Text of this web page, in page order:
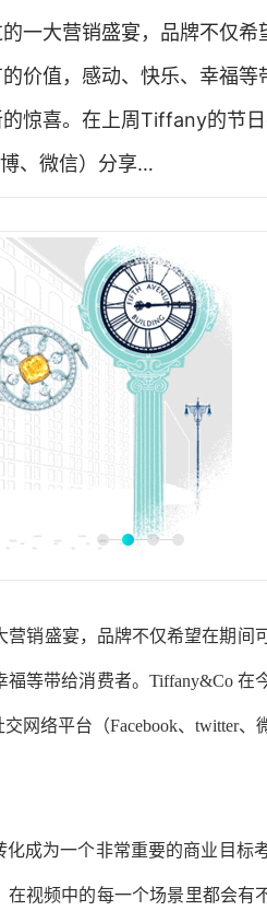
一大营销盛宴，品牌不仅希
价值，感动、快乐、幸福
惊喜。在上周Tiffany的节
、微信）分享…
销盛宴，品牌不仅希望在期间
等带给消费者。Tiffany&Co 在
网络平台（Facebook、twitter
成为一个非常重要的商业目标
视频中的每一个场景里都会有